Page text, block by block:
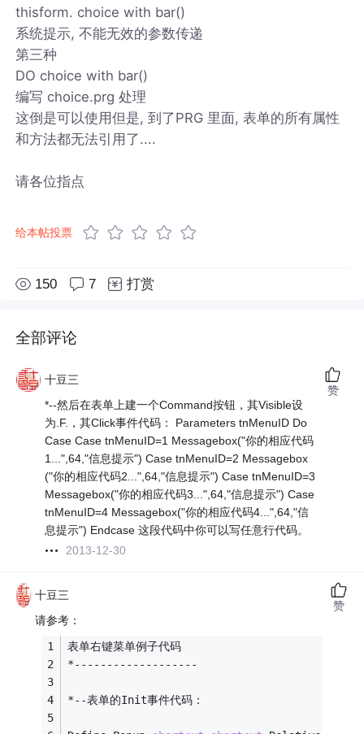
thisform. choice with bar()
系统提示, 不能无效的参数传递
第三种
DO choice with bar()
编写 choice.prg 处理
这倒是可以使用但是, 到了PRG 里面, 表单的所有属性
和方法都无法引用了....
请各位指点
给本帖投票
150 7 打赏
全部评论
十豆三
*--然后在表单上建一个Command按钮，其Visible设
为.F.，其Click事件代码： Parameters tnMenuID Do
Case Case tnMenuID=1 Messagebox("你的相应代码
1...",64,"信息提示") Case tnMenuID=2 Messagebox
("你的相应代码2...",64,"信息提示") Case tnMenuID=3
Messagebox("你的相应代码3...",64,"信息提示") Case
tnMenuID=4 Messagebox("你的相应代码4...",64,"信
息提示") Endcase 这段代码中你可以写任意行代码。
2013-12-30
赞
十豆三
请参考：
表单右键菜单例子代码
*-------------------
*--表单的Init事件代码：
赞